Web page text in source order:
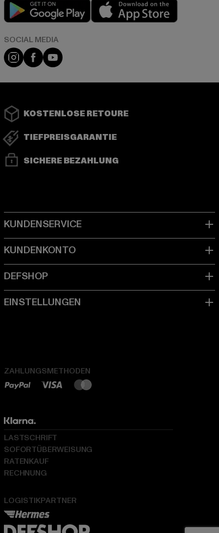
Play market
Instagram
FacebookYouTube
KOSTENLOSE RETOURE
TIEFPREISGARANTIE
SICHERE BEZAHLUNG
ZAHLUNGSMETHODEN
LOGISTIKPARTNER
LASTSCHRIFT
SOFORTÜBERWEISUNG
RATENKAUF
RECHNUNG